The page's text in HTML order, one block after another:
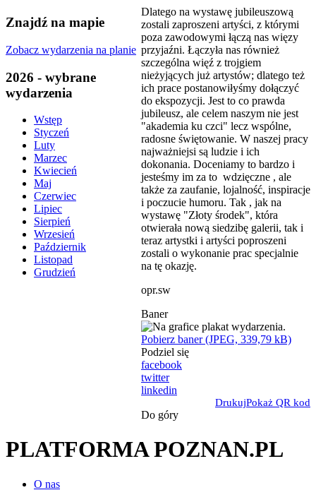
Znajdź na mapie
Zobacz wydarzenia na planie
2026 - wybrane
wydarzenia
Wstęp
Styczeń
Luty
Marzec
Kwiecień
Maj
Czerwiec
Lipiec
Sierpień
Wrzesień
Październik
Listopad
Grudzień
Dlatego na wystawę jubileuszową
zostali zaproszeni artyści, z którymi
poza zawodowymi łączą nas więzy
przyjaźni. Łączyła nas również
szczególna więź z trojgiem
nieżyjących już artystów; dlatego też
ich prace postanowiłyśmy dołączyć
do ekspozycji. Jest to co prawda
jubileusz, ale celem naszym nie jest
"akademia ku czci" lecz wspólne,
radosne świętowanie. W naszej pracy
najważniejsi są ludzie i ich
dokonania. Doceniamy to bardzo i
jesteśmy im za to wdzięczne , ale
także za zaufanie, lojalność, inspiracje
i poczucie humoru. Tak , jak na
wystawę "Złoty środek", która
otwierała nową siedzibę galerii, tak i
teraz artystki i artyści poproszeni
zostali o wykonanie prac specjalnie
na tę okazję.
opr.sw
Baner
Pobierz baner (JPEG, 339,79 kB)
Podziel się
facebook
twitter
linkedin
DrukujPokaż QR kod
Do góry
PLATFORMA POZNAN.PL
O nas